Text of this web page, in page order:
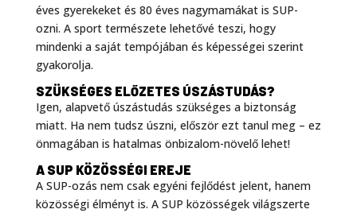
éves gyerekeket és 80 éves nagymamákat is SUP-
ozni. A sport természete lehetővé teszi, hogy
mindenki a saját tempójában és képességei szerint
gyakorolja.
SZÜKSÉGES ELŐZETES ÚSZÁSTUDÁS?
Igen, alapvető úszástudás szükséges a biztonság
miatt. Ha nem tudsz úszni, először ezt tanul meg – ez
önmagában is hatalmas önbizalom-növelő lehet!
A SUP KÖZÖSSÉGI EREJE
A SUP-ozás nem csak egyéni fejlődést jelent, hanem
közösségi élményt is. A SUP közösségek világszerte